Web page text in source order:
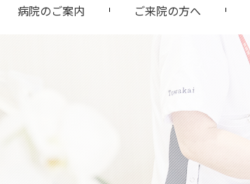
病院のご案内 ご来院の方へ